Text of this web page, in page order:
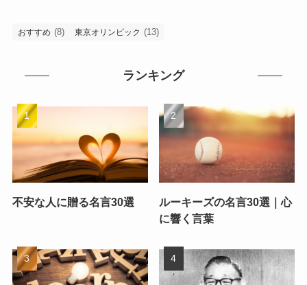
おすすめ (8) 東京オリンピック (13)
ランキング
不安な人に贈る名言30選
ルーキーズの名言30選｜心
に響く言葉